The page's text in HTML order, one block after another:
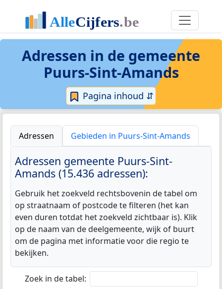
Adressen in de gemeente
Puurs-Sint-Amands
Pagina inhoud ⇵
Adressen Gebieden in Puurs-Sint-Amands
Adressen gemeente Puurs-Sint-
Amands (15.436 adressen):
Gebruik het zoekveld rechtsbovenin de tabel om
op straatnaam of postcode te filteren (het kan
even duren totdat het zoekveld zichtbaar is). Klik
op de naam van de deelgemeente, wijk of buurt
om de pagina met informatie voor die regio te
bekijken.
Zoek in de tabel: